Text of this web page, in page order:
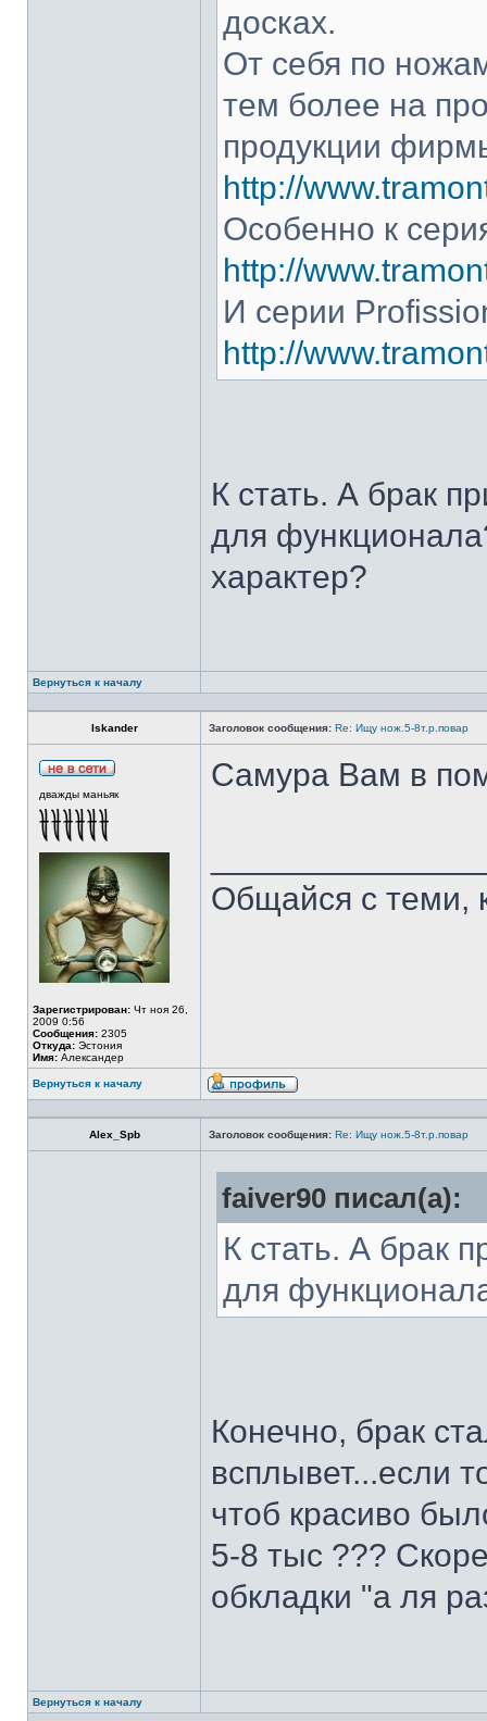
досках.
От себя по
тем более на
продукции
http://
Особенно к
http://
И серии
http://
К стать. А брак
для
характер?
Вернуться к началу
Iskander Заголовок сообщения: Re: Ищу нож.5-8т.р.повар
дважды маньяк
Зарегистрирован: Чт ноя 26,
2009 0:56
Сообщения: 2305
Откуда: Эстония
Имя: Александер
Самура Вам в
Общайся с теми,
Вернуться к началу
Alex_Spb Заголовок сообщения: Re: Ищу нож.5-8т.р.повар
faiver90 писал(а):
К стать. А брак
для
Конечно, брак
всплывет...если
чтоб красиво
5-8 тыс ???
обкладки "а ля
Вернуться к началу